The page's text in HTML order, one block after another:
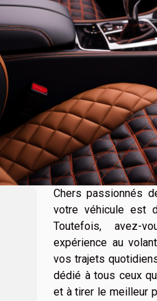
Chers passionnés
votre véhicule est
Toutefois, avez-
expérience au
vos trajets
dédié à tous ceux
et à tirer le meilleur